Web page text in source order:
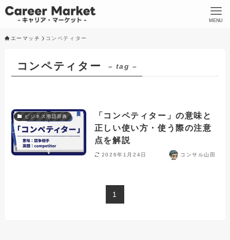
MENU
エーマッチ コンペティター
コンペティター – tag –
ビジネス用語辞典
「コンペティター」の意味と
正しい使い方・使う際の注意
点を解説
2026年1月24日 コンサル山田
1